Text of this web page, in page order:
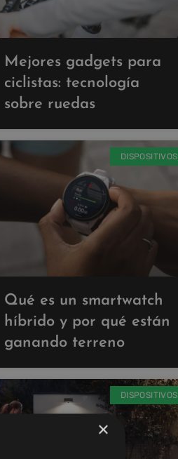
Mejores gadgets para
ciclistas: tecnología
sobre ruedas
DISPOSITIVOS
Qué es un smartwatch
híbrido y por qué están
ganando terreno
DISPOSITIVOS
×